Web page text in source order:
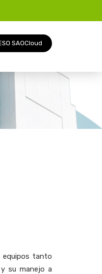
SAOCloud
equipos tanto
su manejo a